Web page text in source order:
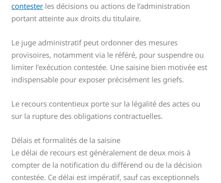
contester les décisions ou actions de l’administration
portant atteinte aux droits du titulaire.
Le juge administratif peut ordonner des mesures
provisoires, notamment via le référé, pour suspendre ou
limiter l’exécution contestée. Une saisine bien motivée est
indispensable pour exposer précisément les griefs.
Le recours contentieux porte sur la légalité des actes ou
sur la rupture des obligations contractuelles.
Délais et formalités de la saisine
Le délai de recours est généralement de deux mois à
compter de la notification du différend ou de la décision
contestée. Ce délai est impératif, sauf cas exceptionnels